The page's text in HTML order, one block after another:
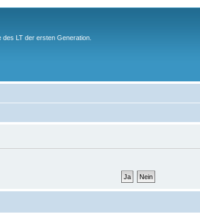
LT der ersten Generation.